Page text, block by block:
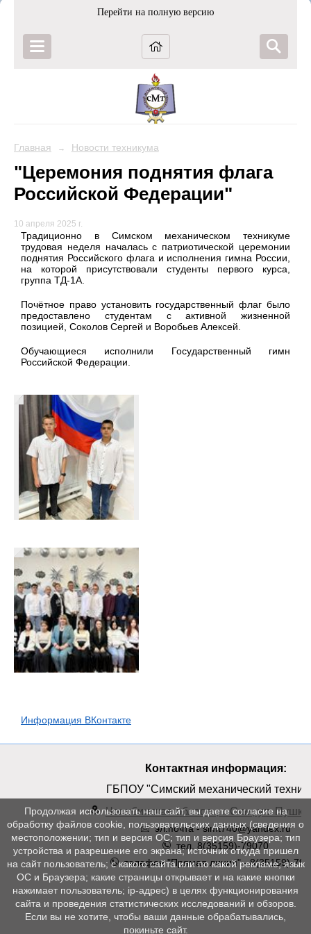
Перейти на полную версию
Главная → Новости техникума
"Церемония поднятия флага
Российской Федерации"
10 апреля 2025 г.
Традиционно в Симском механическом техникуме
трудовая неделя началась с патриотической церемонии
поднятия Российского флага и исполнения гимна России,
на которой присутствовали студенты первого курса,
группа ТД-1А.
Почётное право установить государственный флаг было
предоставлено студентам с активной жизненной
позицией, Соколов Сергей и Воробьев Алексей.
Обучающиеся исполнили Государственный гимн
Российской Федерации.
Информация ВКонтакте
Контактная информация:
ГБПОУ "Симский механический
Челябинская область, г. Сим, ул.
эл.почта - simt740@yandex.ru
тел. 8(35159)-79070
телефон "Прямая линия" - 8(35159)-
Продолжая использовать наш сайт, вы даете согласие на
обработку файлов cookie, пользовательских данных (сведения о
местоположении; тип и версия ОС; тип и версия Браузера; тип
устройства и разрешение его экрана; источник откуда пришел
на сайт пользователь; с какого сайта или по какой рекламе; язык
ОС и Браузера; какие страницы открывает и на какие кнопки
нажимает пользователь; ip-адрес) в целях функционирования
сайта и проведения статистических исследований и обзоров.
Если вы не хотите, чтобы ваши данные обрабатывались,
покиньте сайт.